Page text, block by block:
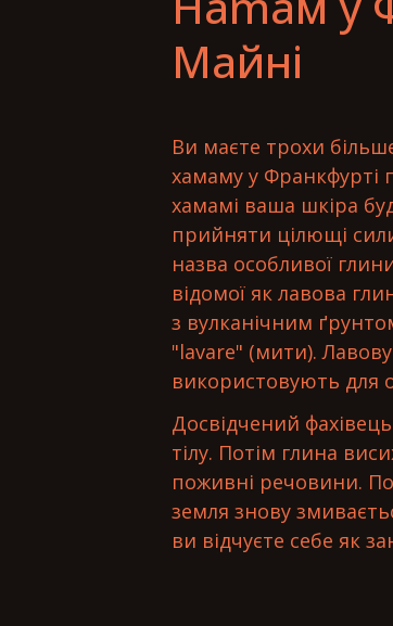
Майні
Ви маєте трохи
хамаму у Франкфурті
хамамі ваша шкіра
прийняти цілющі
назва особливої
відомої як лавова
з вулканічним
"lavare" (мити).
використовують для
Досвідчений
тілу. Потім глина
поживні речовини.
земля знову
ви відчуєте себе як